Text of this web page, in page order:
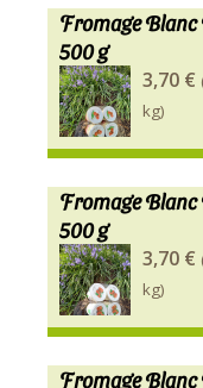
de
fruits
biologiques
12
à
15%
selon
les
fruits.
fruits
sur
sucre*,
présure,
ferments
lactiques.
produits
issus
de
l'agriculture
biologique.
Lot
de
Fromage Blanc
500 g
INGREDIENTS
:
lait
entier*,
fruits
sur
sucre*,
présure,
ferments
lactiques.
produits
3,70 €
kg)
Fromage Blanc
500 g
INGREDIENTS
:
lait
entier*,
fruits
3,70 €
kg)
Fromage Blanc